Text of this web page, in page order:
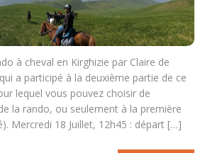
à cheval en Kirghizie par Claire de
a participé à la deuxième partie de ce
lequel vous pouvez choisir de
la rando, ou seulement à la première
Mercredi 18 Juillet, 12h45 : départ […]